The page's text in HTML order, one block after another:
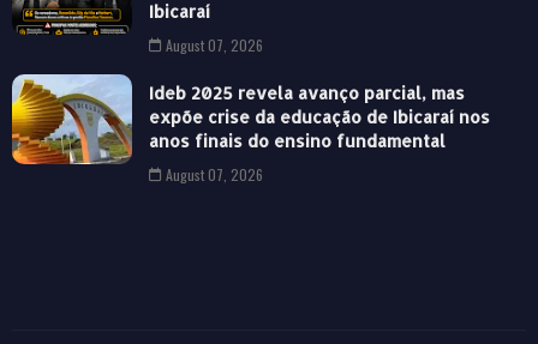
Ibicaraí
August 07, 2026
Ideb 2025 revela avanço parcial, mas
expõe crise da educação de Ibicaraí nos
anos finais do ensino fundamental
August 07, 2026